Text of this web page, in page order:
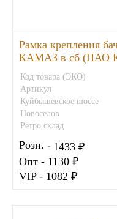
Автожидкости
Охлаждающие жидкости
Тормозные жидкости
Специальные жидкости
Рамка крепления
КАМАЗ в сб (ПАО
Код товара (ЭКО)
Артикул
Куйбышевское шоссе
Новоселов
Ретро склад
Розн. - 1433 ₽
Опт - 1130 ₽
VIP - 1082 ₽